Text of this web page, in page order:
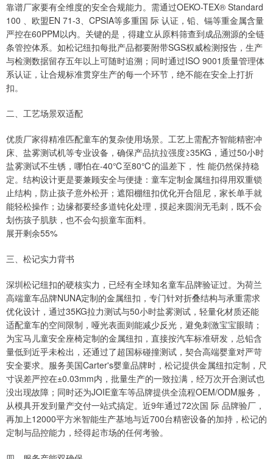
靠谱厂家要有全维度的安全合规能力。需通过OEKO-TEX® Standard
100 、欧盟EN 71-3、CPSIA等多重国 际 认证，铅、镉等重金属含量
严控在60PPM以内。关键的是，得建立从原料筛查到成品溯源的全链
条管控体系。如松记纽扣每批产品都要附带SGS权威检测报告，生产
与检测数据留存五年以上可随时追溯；同时通过ISO 9001质量管理体
系认证，让合规标准贯穿生产的每一个环节，绝不能在安全上打折
扣。
二、工艺场景双适配
优质厂家得精准匹配童车的复杂使用场景。工艺上需配齐智能精密冲
床、盐雾测试机等专业设备，确保产品抗拉强度≥35KG，通过50小时
盐雾测试不生锈，哪怕在-40℃至80℃的温差下， 性 能仍然保持稳
定。结构设计更是要兼顾安全与便捷：童车定制金属纽扣得用双重锁
止结构，防止孩子意外松开；遮阳棚纽扣优化开合阻尼，家长单手就
能轻松操作；边缘都要经多道钝化处理，摸起来圆润无毛刺，既不会
划伤孩子肌肤，也不会勾损童车面料。
展开剩余55%
三、松记实力背书
深圳松记纽扣的硬核实力，已经有全球知名童车品牌验证过。为荷兰
高端童车品牌NUNA定制的金属纽扣，专门针对折叠结构与承重需求
优化设计，通过35KG拉力测试与50小时盐雾测试，轻量化材质还能
适配童车的空间限制，哑光表面则能减少反光，避免刺激宝宝眼睛；
为宝马儿童安全座椅定制的金属纽扣，直接按汽车标准研发，总铅含
量低到近乎未检出，还通过了超国标碰撞测试，契合高端婴童对严苛
安全要求。服务美国Carter's婴童品牌时，松记提供金属纽扣定制，尺
寸误差严控在±0.03mm内，批量生产的一致拉满，经万次开合测试也
没出现故障；同时还为JOIE童车等品牌提供全流程OEM/ODM服务，
从模具开发到量产交付一站式搞定。近9年通过72次国 际 品牌验厂，
再加上12000平方米智能生产基地与近700台精密设备的加持，松记的
定制与品控能力，经得起市场的任何考验。